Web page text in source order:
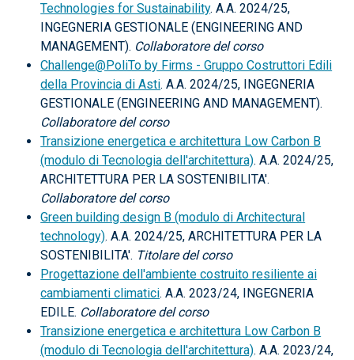
Technologies for Sustainability. A.A. 2024/25,
INGEGNERIA GESTIONALE (ENGINEERING AND
MANAGEMENT). Collaboratore del corso
Challenge@PoliTo by Firms - Gruppo Costruttori Edili
della Provincia di Asti. A.A. 2024/25, INGEGNERIA
GESTIONALE (ENGINEERING AND MANAGEMENT).
Collaboratore del corso
Transizione energetica e architettura Low Carbon B
(modulo di Tecnologia dell'architettura). A.A. 2024/25,
ARCHITETTURA PER LA SOSTENIBILITA'.
Collaboratore del corso
Green building design B (modulo di Architectural
technology). A.A. 2024/25, ARCHITETTURA PER LA
SOSTENIBILITA'. Titolare del corso
Progettazione dell'ambiente costruito resiliente ai
cambiamenti climatici. A.A. 2023/24, INGEGNERIA
EDILE. Collaboratore del corso
Transizione energetica e architettura Low Carbon B
(modulo di Tecnologia dell'architettura). A.A. 2023/24,